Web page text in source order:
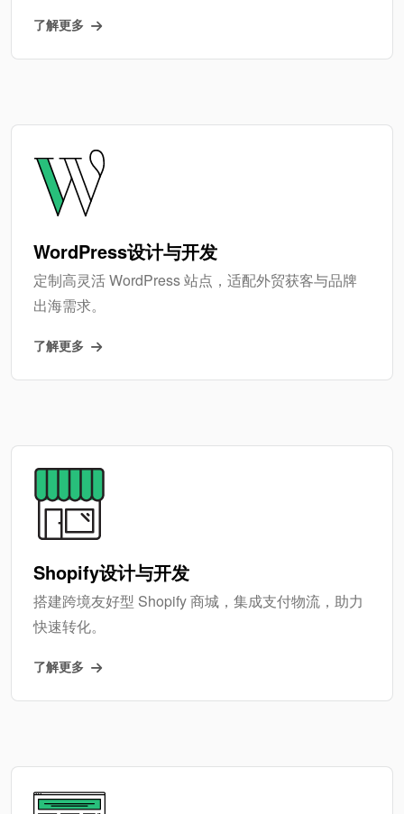
了解更多
WordPress设计与开发
定制高灵活 WordPress 站点，适配外贸获客与品牌
出海需求。
了解更多
Shopify设计与开发
搭建跨境友好型 Shopify 商城，集成支付物流，助力
快速转化。
了解更多